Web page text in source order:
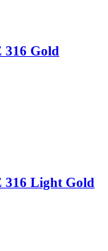
316 Gold
316 Light Gold